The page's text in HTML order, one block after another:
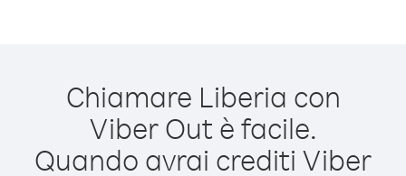
Chiamare Liberia con
Viber Out è facile.
Quando avrai crediti Viber